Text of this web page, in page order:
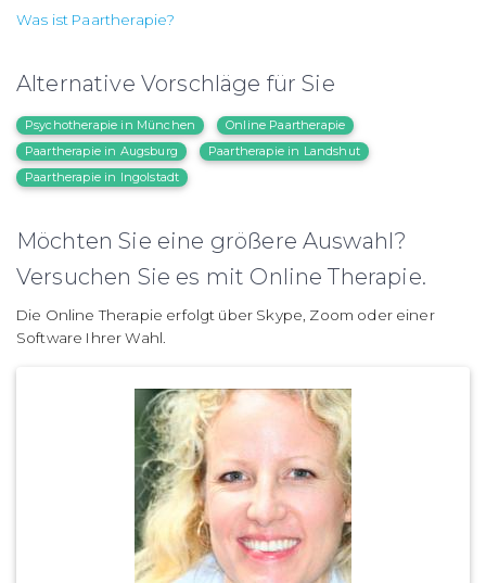
Was ist Paartherapie?
Alternative Vorschläge für Sie
Psychotherapie in München
Online Paartherapie
Paartherapie in Augsburg
Paartherapie in Landshut
Paartherapie in Ingolstadt
Möchten Sie eine größere Auswahl?
Versuchen Sie es mit Online Therapie.
Die Online Therapie erfolgt über Skype, Zoom oder einer
Software Ihrer Wahl.